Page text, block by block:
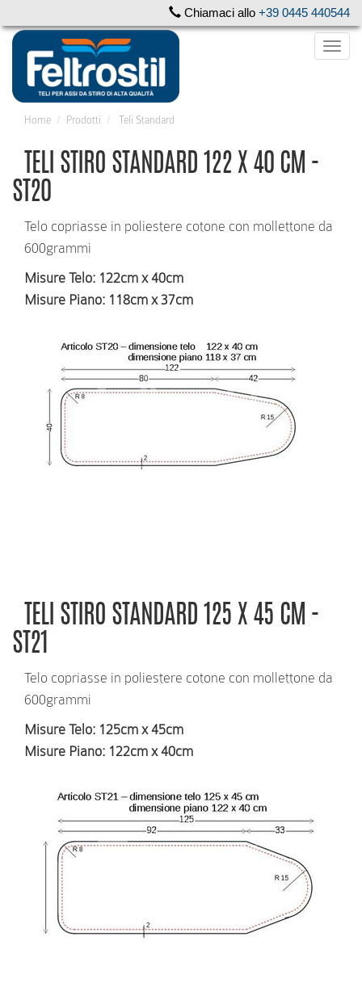
Chiamaci allo +39 0445 440544
Home Prodotti Teli Standard
TELI STIRO STANDARD 122 X 40 CM -
ST20
Telo copriasse in poliestere cotone con mollettone da
600grammi
Misure Telo: 122cm x 40cm
Misure Piano: 118cm x 37cm
TELI STIRO STANDARD 125 X 45 CM -
ST21
Telo copriasse in poliestere cotone con mollettone da
600grammi
Misure Telo: 125cm x 45cm
Misure Piano: 122cm x 40cm